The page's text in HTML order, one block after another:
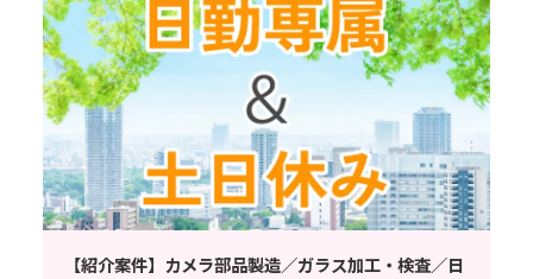
【紹介案件】カメラ部品製造／ガラス加工・検査／日